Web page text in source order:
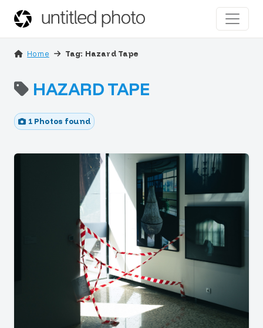
Home Tag: Hazard Tape
HAZARD TAPE
1 Photos found